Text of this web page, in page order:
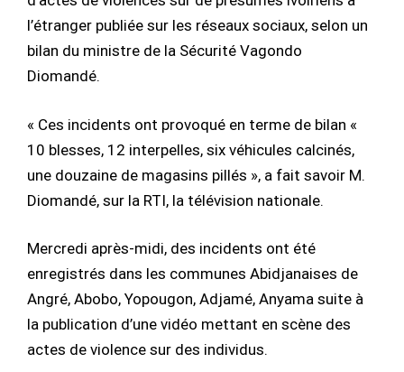
l’étranger publiée sur les réseaux sociaux, selon un
bilan du ministre de la Sécurité Vagondo
Diomandé.
« Ces incidents ont provoqué en terme de bilan «
10 blesses, 12 interpelles, six véhicules calcinés,
une douzaine de magasins pillés », a fait savoir M.
Diomandé, sur la RTI, la télévision nationale.
Mercredi après-midi, des incidents ont été
enregistrés dans les communes Abidjanaises de
Angré, Abobo, Yopougon, Adjamé, Anyama suite à
la publication d’une vidéo mettant en scène des
actes de violence sur des individus.